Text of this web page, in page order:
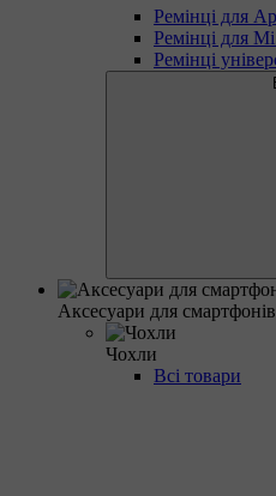
Ремінці для
Ремінці для
Ремінці
Аксесуари для смартфонів
Чохли
Всі товари